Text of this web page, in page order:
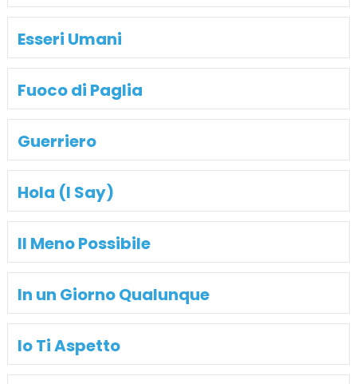
Esseri Umani
Fuoco di Paglia
Guerriero
Hola (I Say)
Il Meno Possibile
In un Giorno Qualunque
Io Ti Aspetto